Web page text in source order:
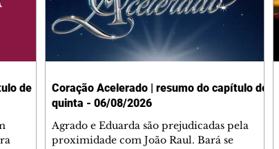
de
Coração Acelerado | resumo do capítulo de
quinta - 06/08/2026
Agrado e Eduarda são prejudicadas pela
proximidade com João Raul. Bará se